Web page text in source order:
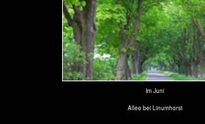
Im August
Kilometern weder ein Auto noch Menschen. Hier, auf Wiesen, die keine Anbindung an Wege haben, werden
Vögel sind so scheu, dass man auch nicht mit einem 800-mm-Objektiv zu guten Aufnahmen kommt.